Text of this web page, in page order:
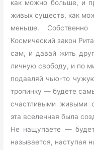
как можно больше, и
живых существ, как
меньше.
Космический закон
сам, и давай жить
личную свободу, и по
подавляй чью-то
тропинку — будете
счастливыми живыми
эта вселенная была
Не нащупаете —
называется, наступая